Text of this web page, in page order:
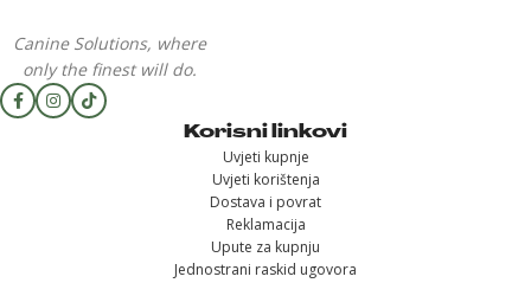
Canine Solutions, where
only the finest will do.
Korisni linkovi
Uvjeti kupnje
Uvjeti korištenja
Dostava i povrat
Reklamacija
Upute za kupnju
Jednostrani raskid ugovora